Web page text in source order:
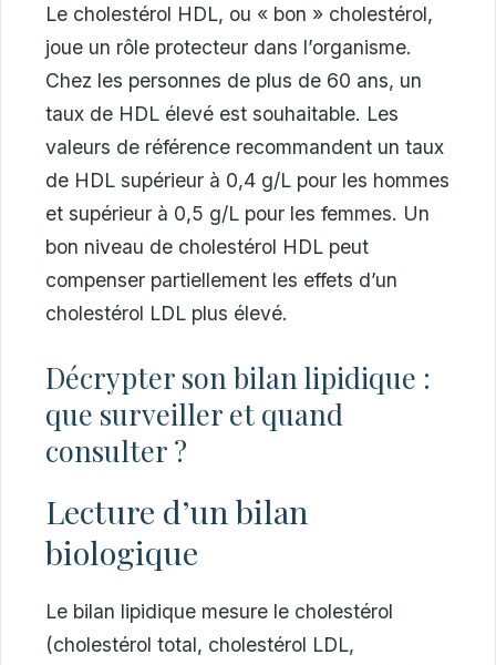
Le cholestérol HDL, ou « bon » cholestérol,
joue un rôle protecteur dans l’organisme.
Chez les personnes de plus de 60 ans, un
taux de HDL élevé est souhaitable. Les
valeurs de référence recommandent un taux
de HDL supérieur à 0,4 g/L pour les hommes
et supérieur à 0,5 g/L pour les femmes. Un
bon niveau de cholestérol HDL peut
compenser partiellement les effets d’un
cholestérol LDL plus élevé.
Décrypter son bilan lipidique :
que surveiller et quand
consulter ?
Lecture d’un bilan
biologique
Le bilan lipidique mesure le cholestérol
(cholestérol total, cholestérol LDL,